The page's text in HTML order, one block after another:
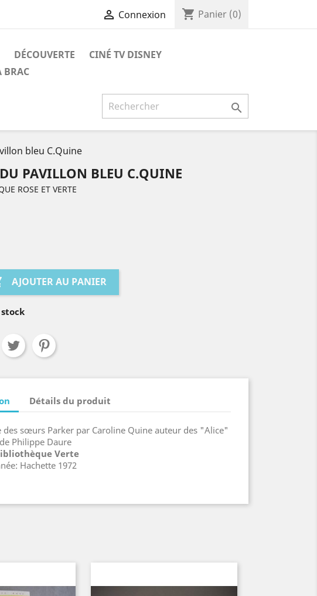
 Connexion shopping_cart Panier (0)
DÉCOUVERTE
CINÉ TV DISNEY
BRAC

bleu C.Quine
PAVILLON BLEU C.QUINE
ROSE ET VERTE
AJOUTER AU PANIER
Détails du produit
des sœurs Parker par Caroline Quine auteur des "Alice"
Philippe Daure
Verte
Hachette 1972